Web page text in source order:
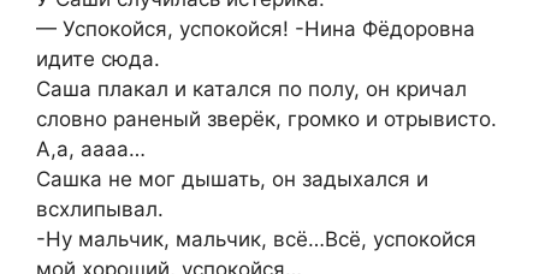
— Успокойся, успокойся! -Нина Фёдоровна
идите сюда.
Саша плакал и катался по полу, он кричал
словно раненый зверёк, громко и отрывисто.
А,а, аааа…
Сашка не мог дышать, он задыхался и
всхлипывал.
-Ну мальчик, мальчик, всё…Всё, успокойся